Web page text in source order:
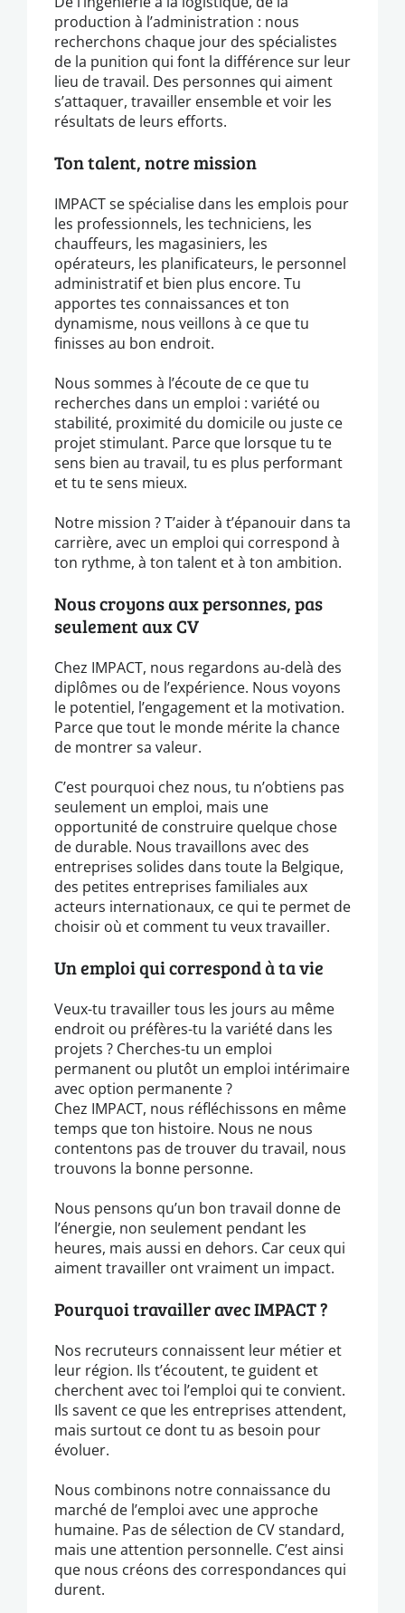
production à l’administration : nous
recherchons chaque jour des spécialistes
de la punition qui font la différence sur leur
lieu de travail. Des personnes qui aiment
s’attaquer, travailler ensemble et voir les
résultats de leurs efforts.
Ton talent, notre mission
IMPACT se spécialise dans les emplois pour
les professionnels, les techniciens, les
chauffeurs, les magasiniers, les
opérateurs, les planificateurs, le personnel
administratif et bien plus encore. Tu
apportes tes connaissances et ton
dynamisme, nous veillons à ce que tu
finisses au bon endroit.
Nous sommes à l’écoute de ce que tu
recherches dans un emploi : variété ou
stabilité, proximité du domicile ou juste ce
projet stimulant. Parce que lorsque tu te
sens bien au travail, tu es plus performant
et tu te sens mieux.
Notre mission ? T’aider à t’épanouir dans ta
carrière, avec un emploi qui correspond à
ton rythme, à ton talent et à ton ambition.
Nous croyons aux personnes, pas
seulement aux CV
Chez IMPACT, nous regardons au-delà des
diplômes ou de l’expérience. Nous voyons
le potentiel, l’engagement et la motivation.
Parce que tout le monde mérite la chance
de montrer sa valeur.
C’est pourquoi chez nous, tu n’obtiens pas
seulement un emploi, mais une
opportunité de construire quelque chose
de durable. Nous travaillons avec des
entreprises solides dans toute la Belgique,
des petites entreprises familiales aux
acteurs internationaux, ce qui te permet de
choisir où et comment tu veux travailler.
Un emploi qui correspond à ta vie
Veux-tu travailler tous les jours au même
endroit ou préfères-tu la variété dans les
projets ? Cherches-tu un emploi
permanent ou plutôt un emploi intérimaire
avec option permanente ?
Chez IMPACT, nous réfléchissons en même
temps que ton histoire. Nous ne nous
contentons pas de trouver du travail, nous
trouvons la bonne personne.
Nous pensons qu’un bon travail donne de
l’énergie, non seulement pendant les
heures, mais aussi en dehors. Car ceux qui
aiment travailler ont vraiment un impact.
Pourquoi travailler avec IMPACT ?
Nos recruteurs connaissent leur métier et
leur région. Ils t’écoutent, te guident et
cherchent avec toi l’emploi qui te convient.
Ils savent ce que les entreprises attendent,
mais surtout ce dont tu as besoin pour
évoluer.
Nous combinons notre connaissance du
marché de l’emploi avec une approche
humaine. Pas de sélection de CV standard,
mais une attention personnelle. C’est ainsi
que nous créons des correspondances qui
durent.